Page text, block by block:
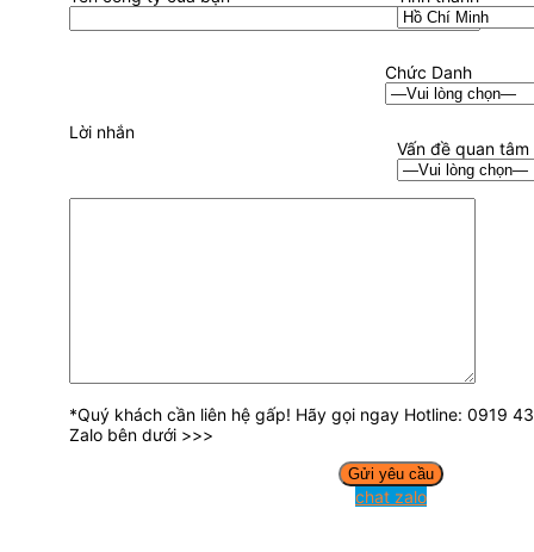
Chức Danh
Vấn đề quan tâm
Lời nhắn
*Quý khách cần liên hệ gấp! Hãy gọi ngay Hotline: 0919
Zalo bên dưới >>>
chat zalo